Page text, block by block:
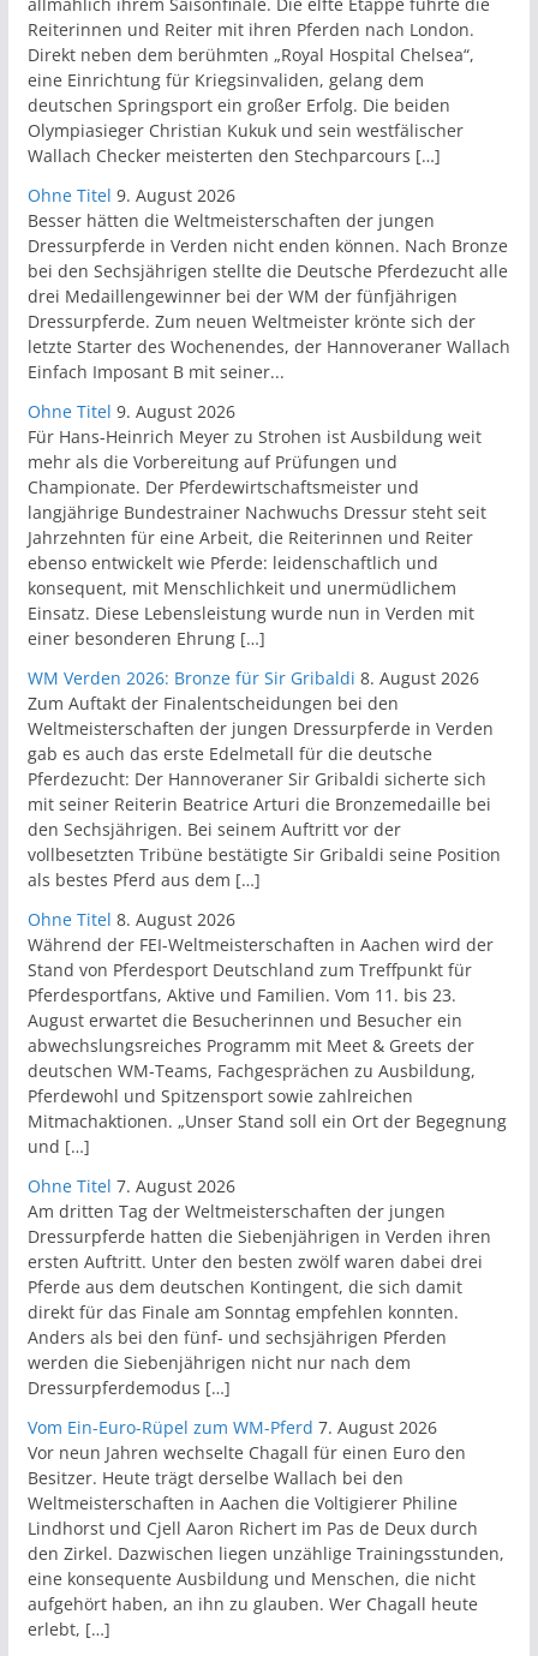
Reiterinnen und Reiter mit ihren Pferden nach London.
Direkt neben dem berühmten „Royal Hospital Chelsea“,
eine Einrichtung für Kriegsinvaliden, gelang dem
deutschen Springsport ein großer Erfolg. Die beiden
Olympiasieger Christian Kukuk und sein westfälischer
Wallach Checker meisterten den Stechparcours […]
Ohne Titel 9. August 2026
Besser hätten die Weltmeisterschaften der jungen
Dressurpferde in Verden nicht enden können. Nach Bronze
bei den Sechsjährigen stellte die Deutsche Pferdezucht alle
drei Medaillengewinner bei der WM der fünfjährigen
Dressurpferde. Zum neuen Weltmeister krönte sich der
letzte Starter des Wochenendes, der Hannoveraner Wallach
Einfach Imposant B mit seiner...
Ohne Titel 9. August 2026
Für Hans-Heinrich Meyer zu Strohen ist Ausbildung weit
mehr als die Vorbereitung auf Prüfungen und
Championate. Der Pferdewirtschaftsmeister und
langjährige Bundestrainer Nachwuchs Dressur steht seit
Jahrzehnten für eine Arbeit, die Reiterinnen und Reiter
ebenso entwickelt wie Pferde: leidenschaftlich und
konsequent, mit Menschlichkeit und unermüdlichem
Einsatz. Diese Lebensleistung wurde nun in Verden mit
einer besonderen Ehrung […]
WM Verden 2026: Bronze für Sir Gribaldi 8. August 2026
Zum Auftakt der Finalentscheidungen bei den
Weltmeisterschaften der jungen Dressurpferde in Verden
gab es auch das erste Edelmetall für die deutsche
Pferdezucht: Der Hannoveraner Sir Gribaldi sicherte sich
mit seiner Reiterin Beatrice Arturi die Bronzemedaille bei
den Sechsjährigen. Bei seinem Auftritt vor der
vollbesetzten Tribüne bestätigte Sir Gribaldi seine Position
als bestes Pferd aus dem […]
Ohne Titel 8. August 2026
Während der FEI-Weltmeisterschaften in Aachen wird der
Stand von Pferdesport Deutschland zum Treffpunkt für
Pferdesportfans, Aktive und Familien. Vom 11. bis 23.
August erwartet die Besucherinnen und Besucher ein
abwechslungsreiches Programm mit Meet & Greets der
deutschen WM-Teams, Fachgesprächen zu Ausbildung,
Pferdewohl und Spitzensport sowie zahlreichen
Mitmachaktionen. „Unser Stand soll ein Ort der Begegnung
und […]
Ohne Titel 7. August 2026
Am dritten Tag der Weltmeisterschaften der jungen
Dressurpferde hatten die Siebenjährigen in Verden ihren
ersten Auftritt. Unter den besten zwölf waren dabei drei
Pferde aus dem deutschen Kontingent, die sich damit
direkt für das Finale am Sonntag empfehlen konnten.
Anders als bei den fünf- und sechsjährigen Pferden
werden die Siebenjährigen nicht nur nach dem
Dressurpferdemodus […]
Vom Ein-Euro-Rüpel zum WM-Pferd 7. August 2026
Vor neun Jahren wechselte Chagall für einen Euro den
Besitzer. Heute trägt derselbe Wallach bei den
Weltmeisterschaften in Aachen die Voltigierer Philine
Lindhorst und Cjell Aaron Richert im Pas de Deux durch
den Zirkel. Dazwischen liegen unzählige Trainingsstunden,
eine konsequente Ausbildung und Menschen, die nicht
aufgehört haben, an ihn zu glauben. Wer Chagall heute
erlebt, […]